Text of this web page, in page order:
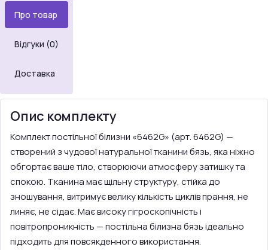
Про товар
Відгуки (0)
Доставка
Опис комплекту
Комплект постільної білизни «6462G» (арт. 6462G) —
створений з чудової натуральної тканини бязь, яка ніжно
обгортає ваше тіло, створюючи атмосферу затишку та
спокою. Тканина має щільну структуру, стійка до
зношування, витримує велику кількість циклів прання, не
линяє, не сідає. Має високу гігроскопічність і
повітропроникність — постільна білизна бязь ідеально
підходить для повсякденного використання.